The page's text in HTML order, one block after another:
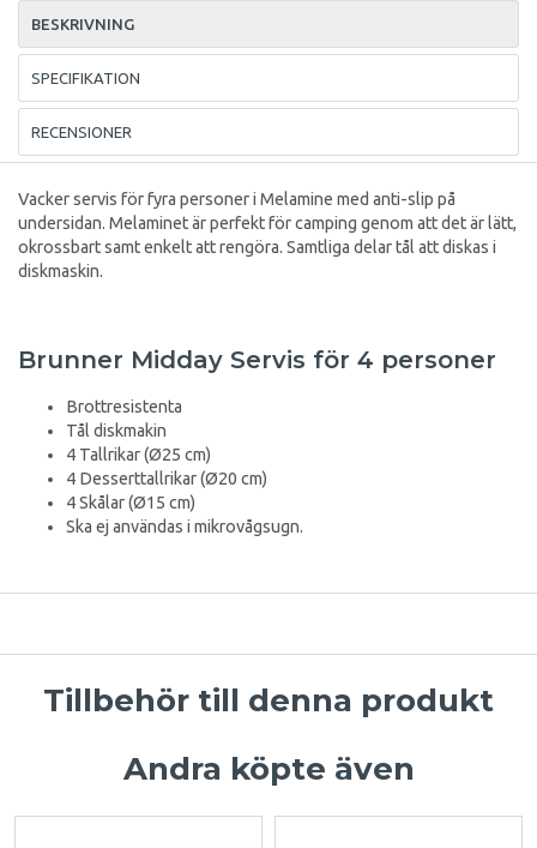
BESKRIVNING
SPECIFIKATION
RECENSIONER
Vacker servis för fyra personer i Melamine med anti-slip på
undersidan. Melaminet är perfekt för camping genom att det är lätt,
okrossbart samt enkelt att rengöra. Samtliga delar tål att diskas i
diskmaskin.
Brunner Midday Servis för 4 personer
Brottresistenta
Tål diskmakin
4 Tallrikar (Ø25 cm)
4 Desserttallrikar (Ø20 cm)
4 Skålar (Ø15 cm)
Ska ej användas i mikrovågsugn.
Tillbehör till denna produkt
Andra köpte även